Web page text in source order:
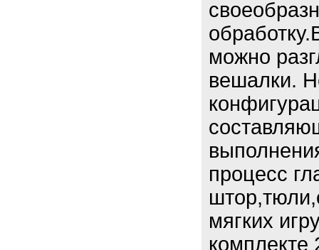
можно
вешалки.
процесс
мягких
комплекте